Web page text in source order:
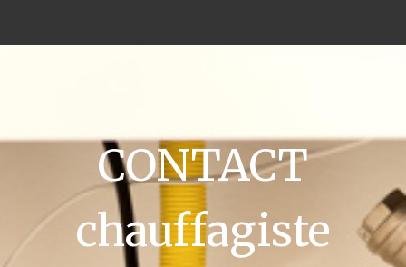
CONTACT
chauffagiste